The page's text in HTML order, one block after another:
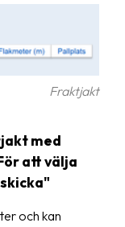
Fraktjakt
med
att välja
och kan